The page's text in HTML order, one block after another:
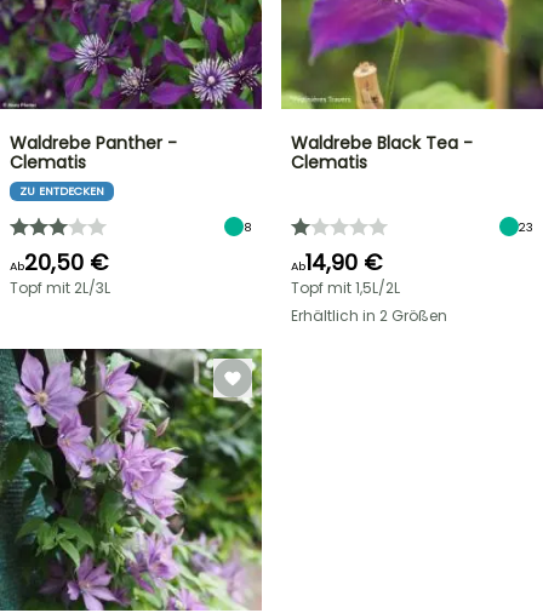
Waldrebe Panther -
Clematis
ZU ENTDECKEN
8
Ab20,50 €
Topf mit 2L/3L
Waldrebe Black Tea -
Clematis
23
Ab14,90 €
Topf mit 1,5L/2L
Erhältlich in 2 Größen